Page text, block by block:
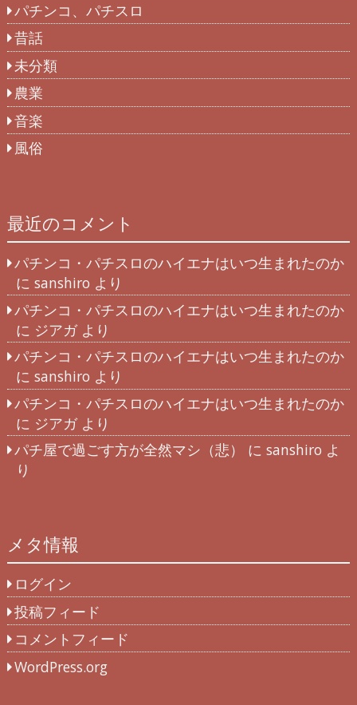
パチンコ、パチスロ
昔話
未分類
農業
音楽
風俗
最近のコメント
パチンコ・パチスロのハイエナはいつ生まれたのか
に sanshiro より
パチンコ・パチスロのハイエナはいつ生まれたのか
に ジアガより
パチンコ・パチスロのハイエナはいつ生まれたのか
に sanshiro より
パチンコ・パチスロのハイエナはいつ生まれたのか
に ジアガより
パチ屋で過ごす方が全然マシ（悲）
にsanshiro よ
り
メタ情報
ログイン
投稿フィード
コメントフィード
WordPress.org